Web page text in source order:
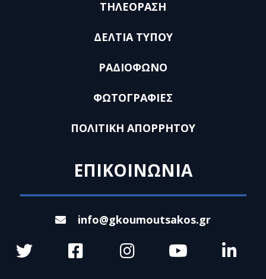
ΤΗΛΕΟΡΑΣΗ
ΔΕΛΤΙΑ ΤΥΠΟΥ
ΡΑΔΙΟΦΩΝΟ
ΦΩΤΟΓΡΑΦΙΕΣ
ΠΟΛΙΤΙΚΗ ΑΠΟΡΡΗΤΟΥ
ΕΠΙΚΟΙΝΩΝΙΑ
info@gkoumoutsakos.gr